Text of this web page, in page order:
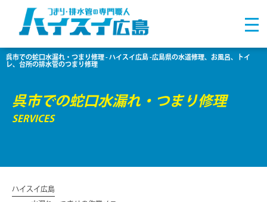
呉市での蛇口水漏れ・つまり修理 - ハイスイ広島 -広島県の水道修理、お風呂、トイ
レ、台所の排水管のつまり修理
呉市での蛇口水漏れ・つまり修理
SERVICES
ハイスイ広島